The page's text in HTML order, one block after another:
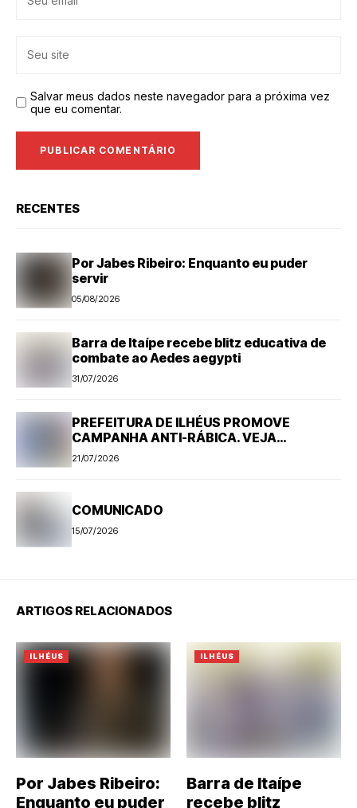
Salvar meus dados neste navegador para a próxima vez
que eu comentar.
RECENTES
Por Jabes Ribeiro: Enquanto eu puder
servir
05/08/2026
Barra de Itaípe recebe blitz educativa de
combate ao Aedes aegypti
31/07/2026
PREFEITURA DE ILHÉUS PROMOVE
CAMPANHA ANTI-RÁBICA. VEJA
PROGRAMAÇÃO
21/07/2026
COMUNICADO
15/07/2026
ARTIGOS RELACIONADOS
ILHÉUS
Por Jabes Ribeiro:
Enquanto eu puder
ILHÉUS
Barra de Itaípe
recebe blitz